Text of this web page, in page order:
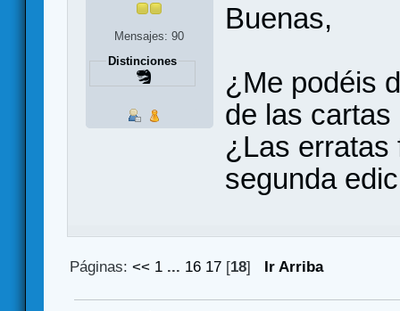
Mensajes: 90
Distinciones
Buenas,
¿Me podéis
de las
¿Las erratas
segunda
Páginas:<< 1 ... 16 17 [18] Ir Arriba